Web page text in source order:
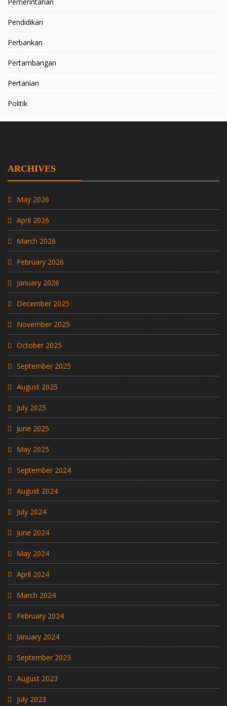
Pemerintahan
Pendidikan
Perbankan
Pertambangan
Pertanian
Politik
ARCHIVES
May 2026
April 2026
March 2026
February 2026
January 2026
December 2025
November 2025
October 2025
September 2025
August 2025
July 2025
June 2025
May 2025
September 2024
August 2024
July 2024
June 2024
May 2024
April 2024
March 2024
February 2024
January 2024
September 2023
August 2023
July 2023